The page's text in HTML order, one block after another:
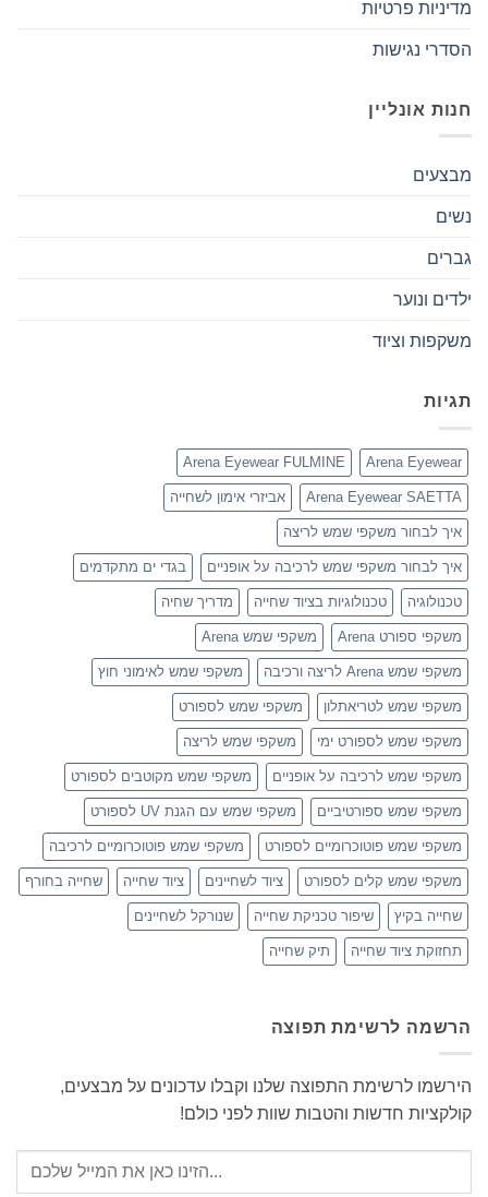
מדיניות פרטיות
הסדרי נגישות
חנות אונליין
מבצעים
נשים
גברים
ילדים ונוער
משקפות וציוד
תגיות
Arena Eyewear
Arena Eyewear FULMINE
Arena Eyewear SAETTA אביזרי אימון לשחייה
איך לבחור משקפי שמש לריצה
איך לבחור משקפי שמש לרכיבה על אופניים בגדי ים מתקדמים
טכנולוגיה טכנולוגיות בציוד שחייה מדריך שחיה
משקפי ספורט Arena משקפי שמש Arena
משקפי שמש Arena לריצה ורכיבה משקפי שמש לאימוני חוץ
משקפי שמש לטריאתלון משקפי שמש לספורט
משקפי שמש לספורט ימי משקפי שמש לריצה
משקפי שמש לרכיבה על אופניים משקפי שמש מקוטבים לספורט
משקפי שמש ספורטיביים משקפי שמש עם הגנת UV לספורט
משקפי שמש פוטוכרומיים לספורט משקפי שמש פוטוכרומיים לרכיבה
משקפי שמש קלים לספורט ציוד לשחיינים ציוד שחייה שחייה בחורף
שחייה בקיץ שיפור טכניקת שחייה שנורקל לשחיינים
תחזוקת ציוד שחייה תיק שחייה
הרשמה לרשימת תפוצה
הירשמו לרשימת התפוצה שלנו וקבלו עדכונים על מבצעים,
קולקציות חדשות והטבות שוות לפני כולם!